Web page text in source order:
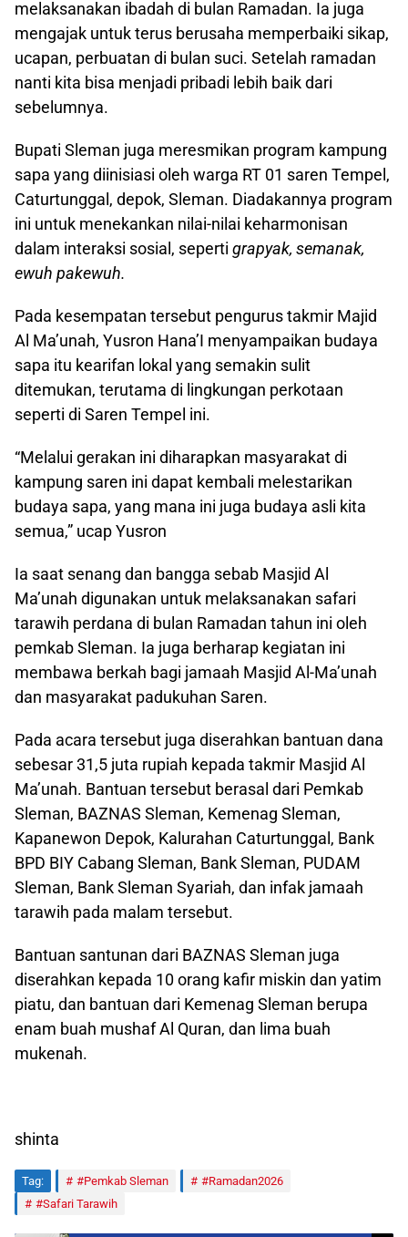
melaksanakan ibadah di bulan Ramadan. Ia juga
mengajak untuk terus berusaha memperbaiki sikap,
ucapan, perbuatan di bulan suci. Setelah ramadan
nanti kita bisa menjadi pribadi lebih baik dari
sebelumnya.
Bupati Sleman juga meresmikan program kampung
sapa yang diinisiasi oleh warga RT 01 saren Tempel,
Caturtunggal, depok, Sleman. Diadakannya program
ini untuk menekankan nilai-nilai keharmonisan
dalam interaksi sosial, seperti grapyak, semanak,
ewuh pakewuh.
Pada kesempatan tersebut pengurus takmir Majid
Al Ma’unah, Yusron Hana’I menyampaikan budaya
sapa itu kearifan lokal yang semakin sulit
ditemukan, terutama di lingkungan perkotaan
seperti di Saren Tempel ini.
“Melalui gerakan ini diharapkan masyarakat di
kampung saren ini dapat kembali melestarikan
budaya sapa, yang mana ini juga budaya asli kita
semua,” ucap Yusron
Ia saat senang dan bangga sebab Masjid Al
Ma’unah digunakan untuk melaksanakan safari
tarawih perdana di bulan Ramadan tahun ini oleh
pemkab Sleman. Ia juga berharap kegiatan ini
membawa berkah bagi jamaah Masjid Al-Ma’unah
dan masyarakat padukuhan Saren.
Pada acara tersebut juga diserahkan bantuan dana
sebesar 31,5 juta rupiah kepada takmir Masjid Al
Ma’unah. Bantuan tersebut berasal dari Pemkab
Sleman, BAZNAS Sleman, Kemenag Sleman,
Kapanewon Depok, Kalurahan Caturtunggal, Bank
BPD BIY Cabang Sleman, Bank Sleman, PUDAM
Sleman, Bank Sleman Syariah, dan infak jamaah
tarawih pada malam tersebut.
Bantuan santunan dari BAZNAS Sleman juga
diserahkan kepada 10 orang kafir miskin dan yatim
piatu, dan bantuan dari Kemenag Sleman berupa
enam buah mushaf Al Quran, dan lima buah
mukenah.
shinta
Tag: #Pemkab Sleman
#Ramadan2026
#Safari Tarawih